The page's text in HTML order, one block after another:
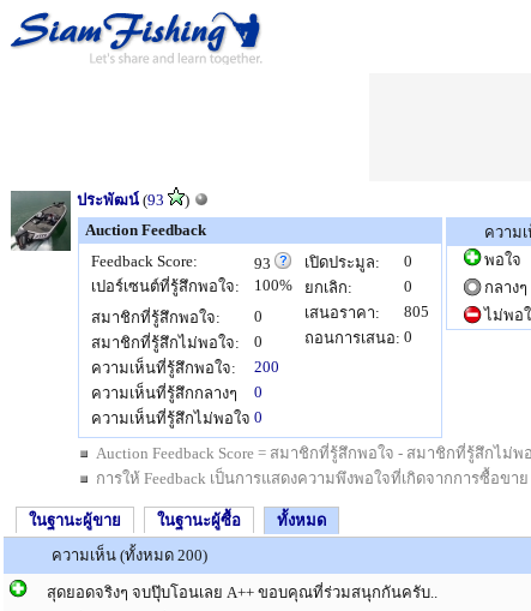
ประพัฒน์ (93
)
Auction Feedback
Feedback Score:
93
เปอร์เซนต์ที่รู้สึกพอใจ:
100%
สมาชิกที่รู้สึกพอใจ:
0
สมาชิกที่รู้สึกไม่พอใจ:
0
ความเห็นที่รู้สึกพอใจ:
200
ความเห็นที่รู้สึกกลางๆ
0
ความเห็นที่รู้สึกไม่พอใจ 0
เปิดประมูล:
0
ยกเลิก:
0
เสนอราคา:
805
ถอนการเสนอ: 0
ความ
พอใจ
กลางๆ
ไม่พอ
Auction Feedback Score = สมาชิกที่รู้สึกพอใจ - สมาชิกที่รู้สึกไ
การให้ Feedback เป็นการแสดงความพึงพอใจที่เกิดจากการซื้อ
ในฐานะผู้ขาย ในฐานะผู้ซื้อ
ทั้งหมด
ความเห็น (ทั้งหมด 200)
สุดยอดจริงๆ จบปุ๊บโอนเลย A++ ขอบคุณที่ร่วมสนุกกันครับ..